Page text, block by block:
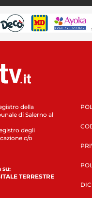
della
di Salerno al
degli
c/o
su:
TERRESTRE